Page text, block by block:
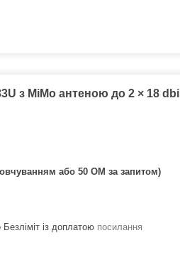
з MiMo антеною до 2 × 18 dbi
або 50 OM за запитом)
Безліміт із доплатою посилання